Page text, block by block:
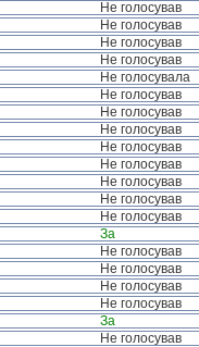
Не голосував
Не голосував
Не голосував
Не голосував
Не голосувала
Не голосував
Не голосував
Не голосував
Не голосував
Не голосував
Не голосував
Не голосував
Не голосував
За
Не голосував
Не голосував
Не голосував
Не голосував
За
Не голосував